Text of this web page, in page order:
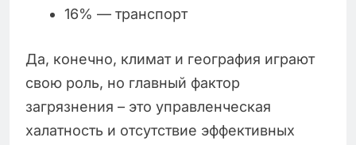
16% — транспорт
Да, конечно, климат и география играют
свою роль, но главный фактор
загрязнения – это управленческая
халатность и отсутствие эффективных